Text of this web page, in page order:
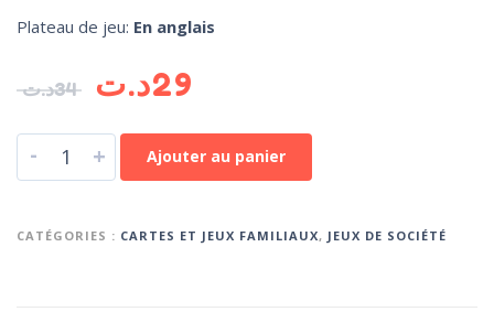
Plateau de jeu: En anglais
34د.ت 29د.ت
- + Ajouter au panier
CATÉGORIES : CARTES ET JEUX FAMILIAUX, JEUX DE SOCIÉTÉ